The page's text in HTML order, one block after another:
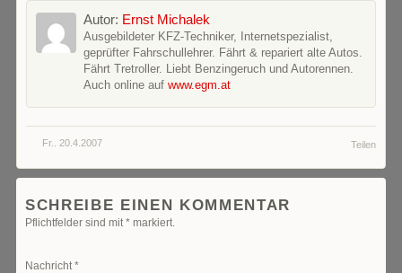
Autor: Ernst Michalek
Ausgebildeter KFZ-Techniker, Internetspezialist,
geprüfter Fahrschullehrer. Fährt & repariert alte Autos.
Fährt Tretroller. Liebt Benzingeruch und Autorennen.
Auch online auf www.egm.at
Teilen
Fr.. 20.4.2007
SCHREIBE EINEN KOMMENTAR
Pflichtfelder sind mit * markiert.
Nachricht *